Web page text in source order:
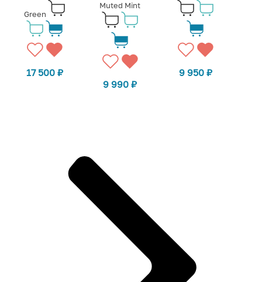
Green
17 500₽
Muted Mint
9 990₽
9 950 ₽